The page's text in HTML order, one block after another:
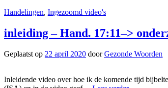
Handelingen, Ingezoomd video's
inleiding – Hand. 17:11–>
Geplaatst op 22 april 2020 doorGezonde Woorden
Inleidende video over hoe ik de komende tijd